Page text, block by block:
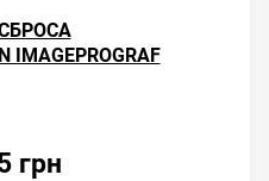
грн